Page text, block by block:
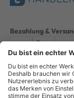
Bezahlung &
ImpressumAGB
Alle Preise verstehen